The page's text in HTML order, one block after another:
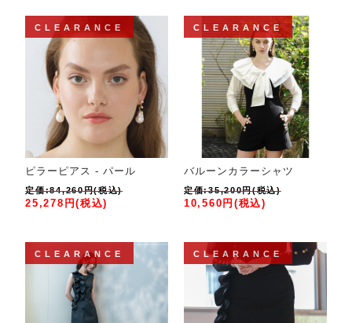
CLEARANCE
ピラーピアス - パール
定価:84,260円(税込)
25,278円(税込)
CLEARANCE
バルーンカラーシャツ
定価:35,200円(税込)
10,560円(税込)
CLEARANCE CLEARANCE